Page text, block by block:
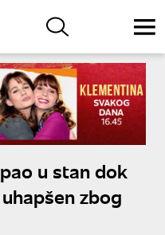
u stan dok
zbog